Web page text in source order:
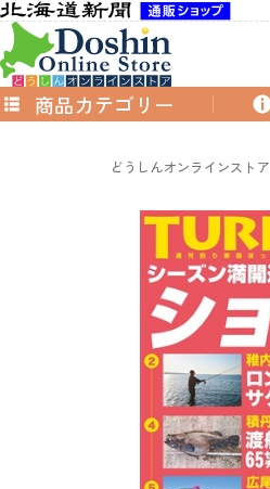
商品カテゴリー
どうしんオンラインストア